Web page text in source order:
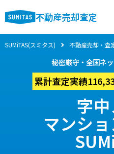
不動産売却査定
SUMiTAS(スミタス) 不動産売却・査
秘密厳守・全国ネ
累計査定実績
字
マンシ